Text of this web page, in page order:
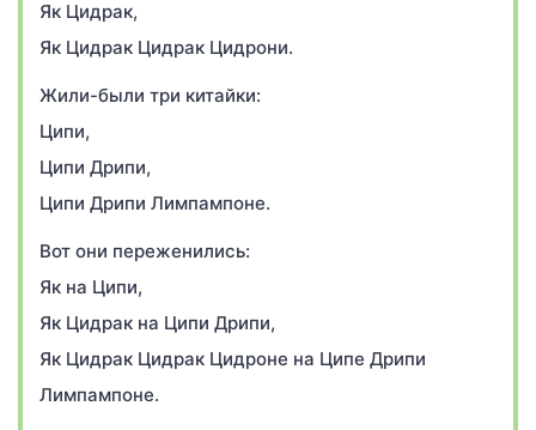
Як Цидрак,
Як Цидрак Цидрак Цидрони.
Жили-были три китайки:
Ципи,
Ципи Дрипи,
Ципи Дрипи Лимпампоне.
Вот они переженились:
Як на Ципи,
Як Цидрак на Ципи Дрипи,
Як Цидрак Цидрак Цидроне на Ципе Дрипи
Лимпампоне.